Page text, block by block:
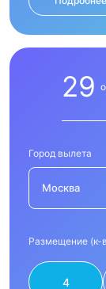
29
Город вылета
Москва
Размещение (к-
4